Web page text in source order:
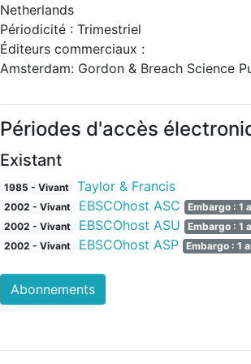
Netherlands
Périodicité : Trimestriel
Éditeurs commerciaux :
Amsterdam: Gordon & Breach Science
Périodes d'accès
Existant
1985 - Vivant Taylor & Francis
2002 - Vivant EBSCOhost ASC
Embargo : 1
2002 - Vivant
EBSCOhost ASU
Embargo : 1
2002 - Vivant
EBSCOhost ASP Embargo : 1
Abonnements